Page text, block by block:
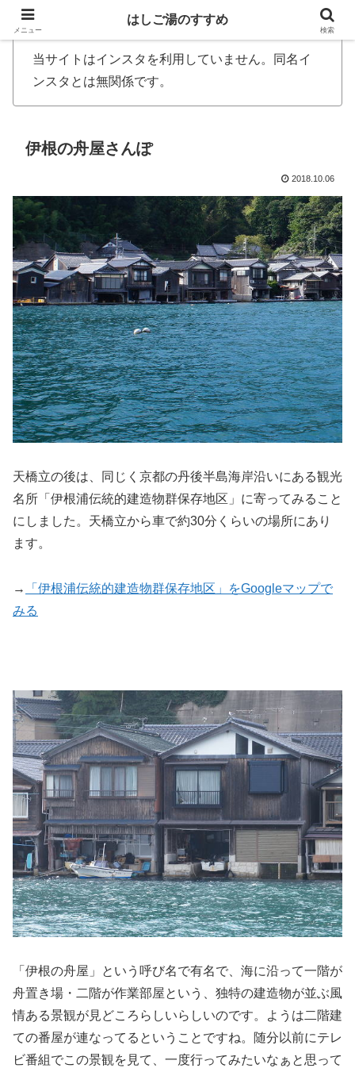
当サイトはインスタを利用していません。同名イ
ンスタとは無関係です。
伊根の舟屋さんぽ
2018.10.06
天橋立の後は、同じく京都の丹後半島海岸沿いにある観光
名所「伊根浦伝統的建造物群保存地区」に寄ってみること
にしました。天橋立から車で約30分くらいの場所にあり
ます。
→
「伊根浦伝統的建造物群保存地区」をGoogleマップで
みる
「伊根の舟屋」という呼び名で有名で、海に沿って一階が
舟置き場・二階が作業部屋という、独特の建造物が並ぶ風
情ある景観が見どころらしいらしいのです。ようは二階建
ての番屋が連なってるということですね。随分以前にテレ
ビ番組でこの景観を見て、一度行ってみたいなぁと思って
メニュー
はしご湯のすすめ
検索